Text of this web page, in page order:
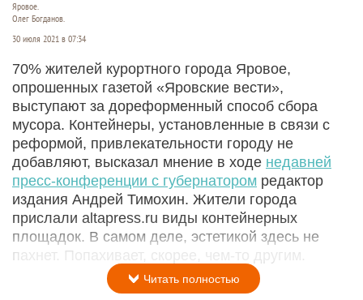
Яровое.
Олег Богданов.
30 июля 2021 в 07:34
70% жителей курортного города Яровое,
опрошенных газетой «Яровские вести»,
выступают за дореформенный способ сбора
мусора. Контейнеры, установленные в связи с
реформой, привлекательности городу не
добавляют, высказал мнение в ходе недавней
пресс-конференции с губернатором редактор
издания Андрей Тимохин. Жители города
прислали altapress.ru виды контейнерных
площадок. В самом деле, эстетикой здесь не
пахнет. Попахивает, скорее, чем-то другим.
Читать полностью